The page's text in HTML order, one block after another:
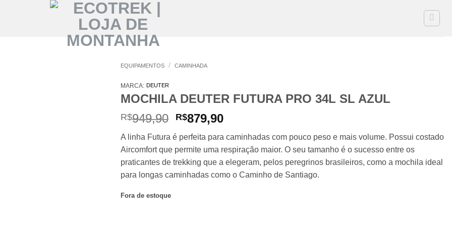
EQUIPAMENTOS / CAMINHADA
MARCA: DEUTER
MOCHILA DEUTER FUTURA PRO 34L SL AZUL
R$949,90 O
preço
original
era:
R$949,90.
R$879,90O
atual
é:
R$879,90.
A linha Futura é perfeita para caminhadas com pouco peso e mais volume. Possui costado
Aircomfort que permite uma respiração maior. O seu tamanho é o sucesso entre os
praticantes de trekking que a elegeram, pelos peregrinos brasileiros, como a mochila ideal
para longas caminhadas como o Caminho de Santiago.
Fora de estoque